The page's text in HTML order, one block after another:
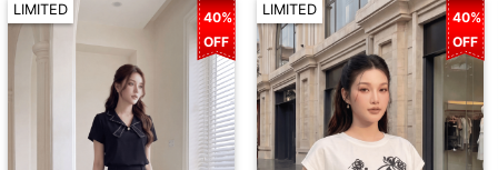
LIMITED
40%
OFF
LIMITED
40%
OFF